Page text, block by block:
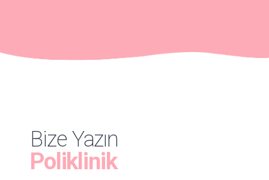
Bize Yazın
Poliklinik